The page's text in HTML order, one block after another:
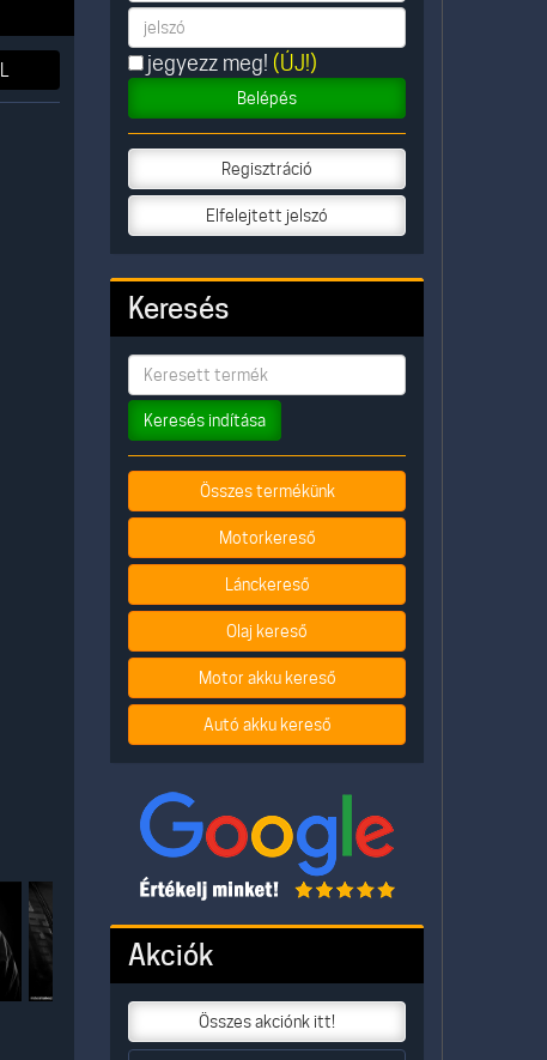
jegyezz meg! (ÚJ!)
Belépés
Regisztráció
Elfelejtett jelszó
Keresés
Keresés indítása
Összes termékünk
Motorkereső
Lánckereső
Olaj kereső
Motor akku kereső
Autó akku kereső
Akciók
Összes akciónk itt!